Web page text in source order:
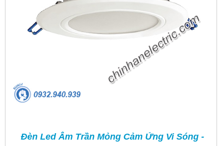
Đèn Led Âm Trần Mỏng Cảm Ứng Vi Sóng -